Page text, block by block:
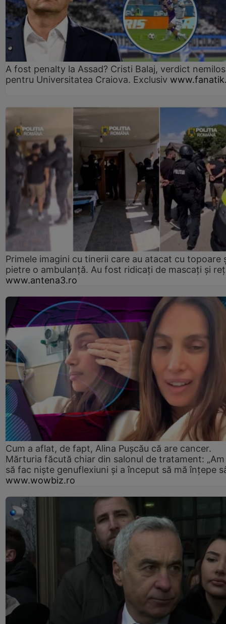
A fost penalty la Assad? Cristi Balaj, verdict nemilos
pentru Universitatea Craiova. Exclusiv
Primele imagini cu tinerii care au atacat cu topoare
pietre o ambulanță. Au fost ridicați de mascați și
www.antena3.ro
Cum a aflat, de fapt, Alina Pușcău că are cancer.
Mărturia făcută chiar din salonul de tratament:
să fac niște genuflexiuni și a început să mă înțepe
www.wowbiz.ro